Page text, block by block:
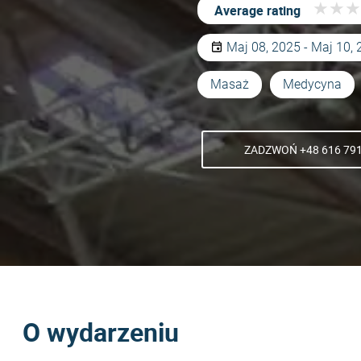
Average rating ★ ★ ★
★ ★ ★
Maj 08, 2025 - Maj 10,
Masaż Medycyna
ZADZWOŃ +48 616
O wydarzeniu